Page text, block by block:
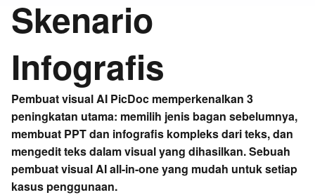
Skenario
Infografis
Pembuat visual AI PicDoc memperkenalkan 3
peningkatan utama: memilih jenis bagan sebelumnya,
membuat PPT dan infografis kompleks dari teks, dan
mengedit teks dalam visual yang dihasilkan. Sebuah
pembuat visual AI all-in-one yang mudah untuk setiap
kasus penggunaan.